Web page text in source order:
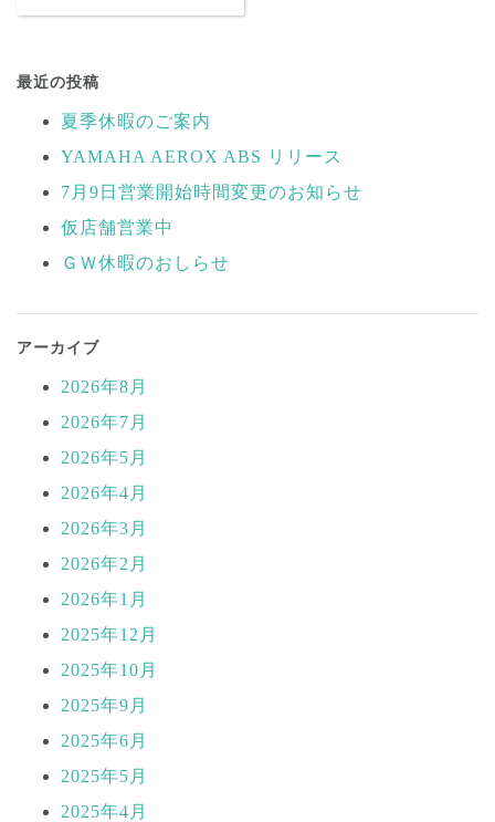
最近の投稿
夏季休暇のご案内
YAMAHA AEROX ABS リリース
7月9日営業開始時間変更のお知らせ
仮店舗営業中
ＧＷ休暇のおしらせ
アーカイブ
2026年8月
2026年7月
2026年5月
2026年4月
2026年3月
2026年2月
2026年1月
2025年12月
2025年10月
2025年9月
2025年6月
2025年5月
2025年4月